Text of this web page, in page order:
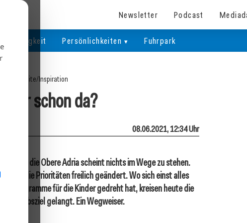
Newsletter Podcast
Nachhaltigkeit Persönlichkeiten Fuhrpark
Startseite/Inspiration
wir schon da?
08.06.2021, 12:34 Uhr
an die Obere Adria scheint nichts im Wege zu stehen.
sich die Prioritäten freilich geändert. Wo sich einst alles
für die Kinder gedreht hat, kreisen heute die
Urlaubsziel gelangt. Ein Wegweiser.